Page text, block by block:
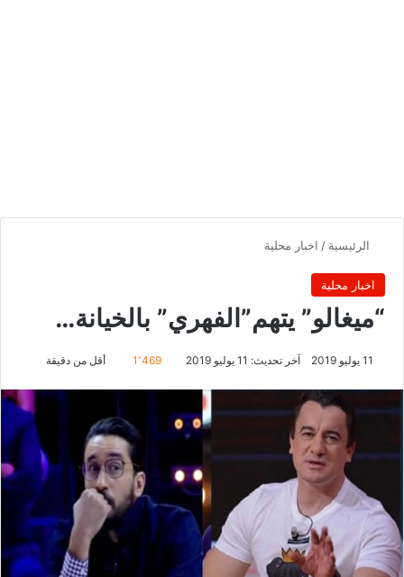
الرئيسية / اخبار محلية
اخبار محلية
“ميغالو” يتهم”الفهري” بالخيانة…
11 يوليو 2019 آخر تحديث: 11 يوليو 2019 1٬469 أقل من دقيقة